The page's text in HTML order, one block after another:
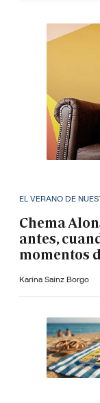
EL VERANO DE
Chema
antes,
momentos
Karina Sainz Borgo